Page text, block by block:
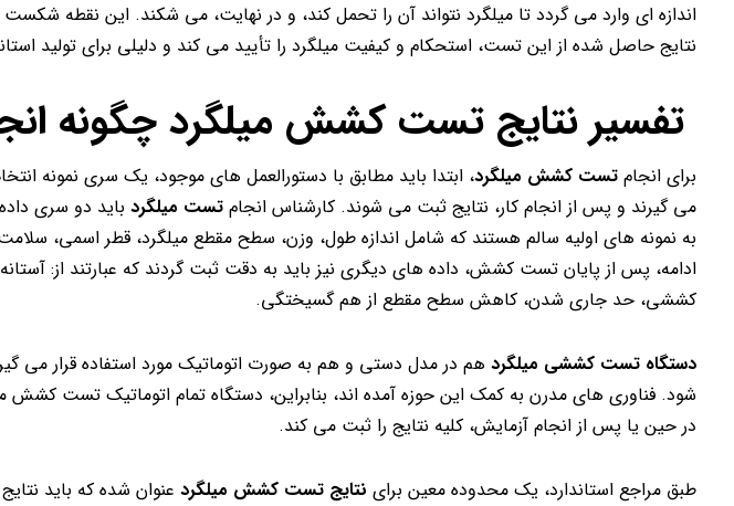
اندازه ای وارد می گردد تا میلگرد نتواند آن را تحمل کند، و در نهایت، می شکند. این نقطه
نتایج حاصل شده از این تست، استحکام و کیفیت میلگرد را تأیید می کند و دلیلی برای تولید
تفسیر نتایج تست کشش میلگرد چگونه
برای انجام تست کشش میلگرد، ابتدا باید مطابق با دستورالعمل های موجود، یک سری نمونه
می گیرند و پس از انجام کار، نتایج ثبت می شوند. کارشناس انجام تست میلگردباید دو سری
به نمونه های اولیه سالم هستند که شامل اندازه طول، وزن، سطح مقطع میلگرد، قطر اسمی،
ادامه، پس از پایان تست کشش، داده های دیگری نیز باید به دقت ثبت گردند که عبارتند از:
کششی، حد جاری شدن، کاهش سطح مقطع از هم گسیختگی.
دستگاه تست کششی میلگردهم در مدل دستی و هم به صورت اتوماتیک مورد استفاده قرار می
شود. فناوری های مدرن به کمک این حوزه آمده اند، بنابراین، دستگاه تمام اتوماتیک تست کشش
در حین یا پس از انجام آزمایش، کلیه نتایج را ثبت می کند.
طبق مراجع استاندارد، یک محدوده معین برای نتایج تست کشش میلگردعنوان شده که باید